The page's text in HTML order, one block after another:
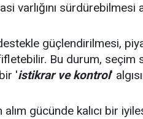
varlığını sürdürebilmesi
güçlendirilmesi,
Bu durum,
'istikrar ve kontrol'
gücünde kalıcı bir